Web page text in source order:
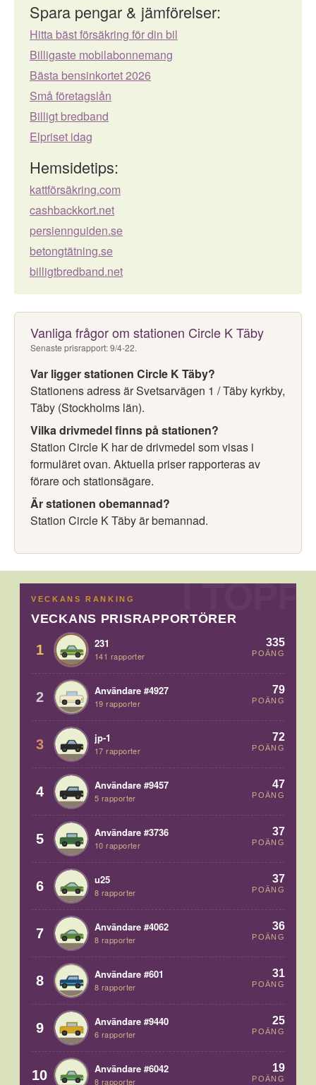
Spara pengar & jämförelser:
Hitta bäst försäkring för din bil
Billigaste mobilabonnemang
Bästa bensinkortet 2026
Små företagslån
Billigt bredband
Elpriset idag
Hemsidetips:
kattförsäkring.com
cashbackkort.net
persiennguiden.se
betongtätning.se
billigtbredband.net
Vanliga frågor om stationen Circle K Täby
Senaste prisrapport: 9/4-22.
Var ligger stationen Circle K Täby?
Stationens adress är Svetsarvägen 1 / Täby kyrkby,
Täby (Stockholms län).
Vilka drivmedel finns på stationen?
Station Circle K har de drivmedel som visas i
formuläret ovan. Aktuella priser rapporteras av
förare och stationsägare.
Är stationen obemannad?
Station Circle K Täby är bemannad.
VECKANS RANKING
VECKANS PRISRAPPORTÖRER
1 231
141 rapporter
335
POÄNG
2 Användare #4927
19 rapporter
79
POÄNG
3 jp-1
17 rapporter
72
POÄNG
4 Användare #9457
5 rapporter
47
POÄNG
5 Användare #3736
10 rapporter
37
POÄNG
6 u25
8 rapporter
37
POÄNG
7 Användare #4062
8 rapporter
36
POÄNG
8 Användare #601
8 rapporter
31
POÄNG
9 Användare #9440
6 rapporter
25
POÄNG
10 Användare #6042
8 rapporter
19
POÄNG